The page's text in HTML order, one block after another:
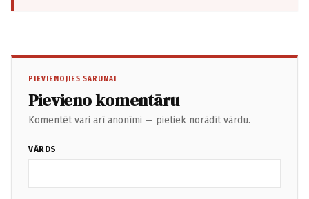
PIEVIENOJIES SARUNAI
Pievieno komentāru
Komentēt vari arī anonīmi — pietiek norādīt vārdu.
VĀRDS